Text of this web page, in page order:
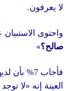
على سؤال
بأن لديهم«
لا توجد ثقة على